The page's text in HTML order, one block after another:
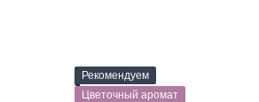
Рекомендуем
Цветочный аромат